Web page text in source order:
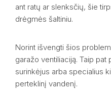
ant ratų ar slenksčių, šie
drėgmės šaltiniu.
Norint išvengti šios
garažo ventiliaciją. Taip pat
surinkėjus arba specialius
perteklinį vandenį.